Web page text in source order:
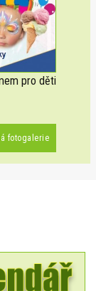
pro děti
fotogalerie